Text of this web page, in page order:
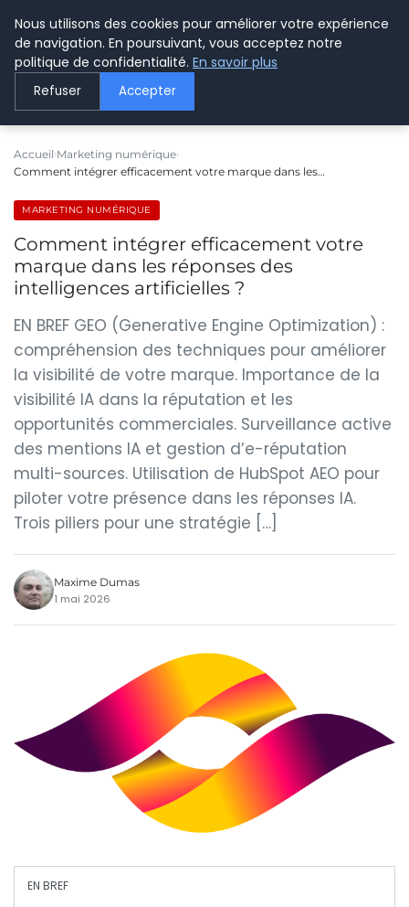
LE WEBMARKETING
Accueil Marketing numérique
Comment intégrer efficacement votre marque dans les…
MARKETING NUMÉRIQUE
Comment intégrer efficacement votre
marque dans les réponses des
intelligences artificielles ?
EN BREF GEO (Generative Engine Optimization) :
compréhension des techniques pour améliorer
la visibilité de votre marque. Importance de la
visibilité IA dans la réputation et les
opportunités commerciales. Surveillance active
des mentions IA et gestion d’e-réputation
multi-sources. Utilisation de HubSpot AEO pour
piloter votre présence dans les réponses IA.
Trois piliers pour une stratégie […]
Maxime Dumas
1 mai 2026
EN BREF
Nous utilisons des cookies pour améliorer votre expérience
de navigation. En poursuivant, vous acceptez notre
politique de confidentialité. En savoir plus
Refuser Accepter